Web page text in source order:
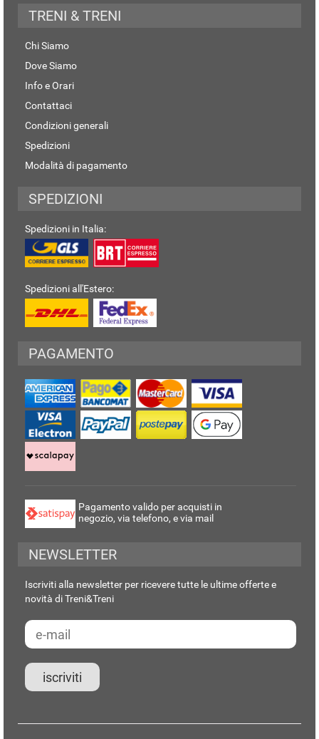
TRENI & TRENI
Chi Siamo
Dove Siamo
Info e Orari
Contattaci
Condizioni generali
Spedizioni
Modalità di pagamento
SPEDIZIONI
Spedizioni in Italia:
Spedizioni all'Estero:
PAGAMENTO
Pagamento valido per acquisti in
negozio, via telefono, e via mail
NEWSLETTER
Iscriviti alla newsletter per ricevere tutte le ultime offerte e
novità di Treni&Treni